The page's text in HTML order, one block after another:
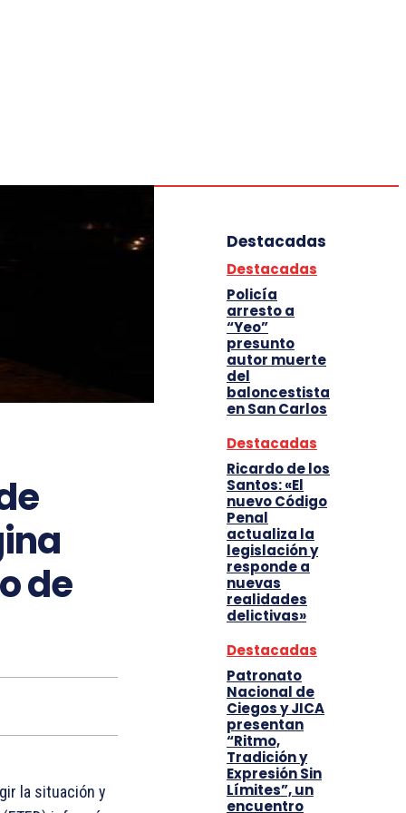
de
la situación y
Destacadas
Destacadas
Policía
arresto a
“Yeo”
presunto
autor muerte
del
baloncestista
en San Carlos
Destacadas
Ricardo de los
Santos: «El
nuevo Código
Penal
actualiza la
legislación y
responde a
nuevas
realidades
delictivas»
Destacadas
Patronato
Nacional de
Ciegos y JICA
presentan
“Ritmo,
Tradición y
Expresión Sin
Límites”, un
encuentro